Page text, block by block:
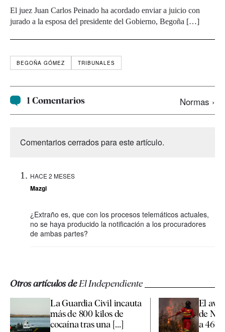
El juez Juan Carlos Peinado ha acordado enviar a juicio con
jurado a la esposa del presidente del Gobierno, Begoña […]
BEGOÑA GÓMEZ TRIBUNALES
1 Comentarios Normas ›
Comentarios cerrados para este artículo.
HACE 2 MESES
Mazgi
¿Extraño es, que con los procesos telemáticos actuales,
no se haya producido la notificación a los procuradores
de ambas partes?
Otros artículos deEl Independiente
La Guardia Civil incauta
más de 800 kilos de
cocaína tras una [...]
El
de
a 467